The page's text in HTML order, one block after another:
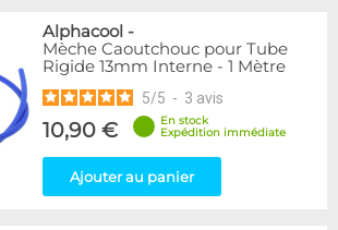
Alphacool -
Mèche Caoutchouc pour Tube
Rigide 13mm Interne - 1 Mètre
5/5 - 3 avis
10,90 €
En stock
Expédition immédiate
Ajouter au panier